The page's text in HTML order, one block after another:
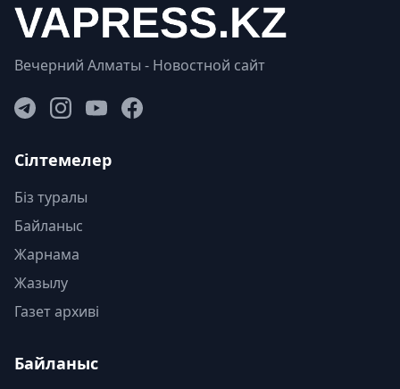
Вечерний Алматы - Новостной сайт
Сілтемелер
Біз туралы
Байланыс
Жарнама
Жазылу
Газет архиві
Байланыс